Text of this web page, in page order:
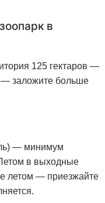
в
125 гектаров —
— заложите больше
— минимум
в выходные
летом — приезжайте